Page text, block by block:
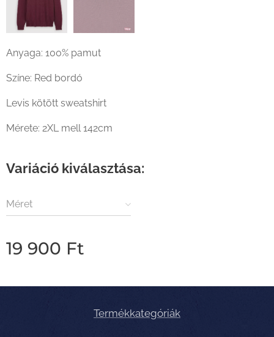
Anyaga: 100% pamut
Színe: Red bordó
Levis kötött sweatshirt
Mérete: 2XL mell 142cm
Variáció kiválasztása:
Méret
19 900 Ft
Termékkategóriák